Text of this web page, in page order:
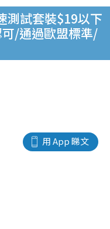
測試套裝$19以下
/通過歐盟標準/
用 App 睇文